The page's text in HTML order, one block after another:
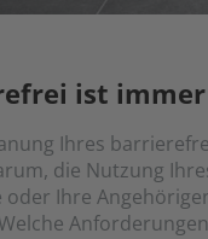
ist
Ihres
die Nutzung
oder Ihre